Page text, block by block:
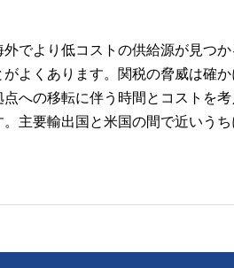
でより低コストの供給源が見つ
よくあります。関税の脅威は確
への移転に伴う時間とコストを
主要輸出国と米国の間で近いう